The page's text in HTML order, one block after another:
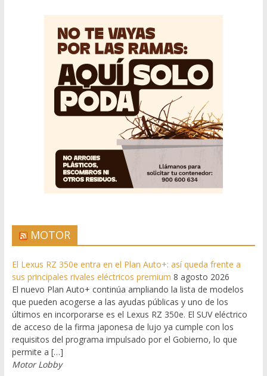
MOTOR
El Lexus RZ 350e entra en el Plan Auto+: así queda frente a
sus principales rivales eléctricos premium 8 agosto 2026
El nuevo Plan Auto+ continúa ampliando la lista de modelos
que pueden acogerse a las ayudas públicas y uno de los
últimos en incorporarse es el Lexus RZ 350e. El SUV eléctrico
de acceso de la firma japonesa de lujo ya cumple con los
requisitos del programa impulsado por el Gobierno, lo que
permite a […]
Motor Lobby